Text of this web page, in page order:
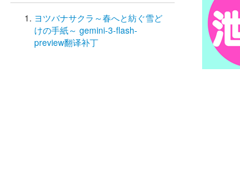
ヨツバナサクラ～春へと紡ぐ雪ど
けの手紙～ gemini-3-flash-
preview翻译补丁